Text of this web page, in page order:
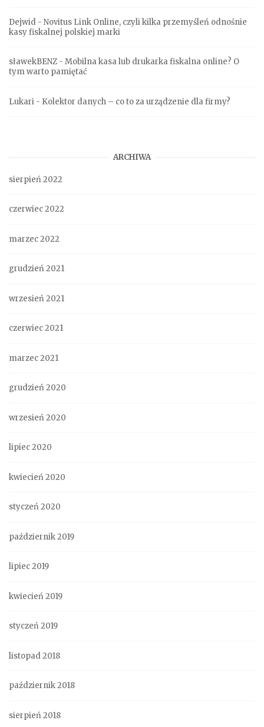
Dejwid - Novitus Link Online, czyli kilka przemyśleń odnośnie
kasy fiskalnej polskiej marki
sławekBENZ - Mobilna kasa lub drukarka fiskalna online? O
tym warto pamiętać
Lukari - Kolektor danych – co to za urządzenie dla firmy?
ARCHIWA
sierpień 2022
czerwiec 2022
marzec 2022
grudzień 2021
wrzesień 2021
czerwiec 2021
marzec 2021
grudzień 2020
wrzesień 2020
lipiec 2020
kwiecień 2020
styczeń 2020
październik 2019
lipiec 2019
kwiecień 2019
styczeń 2019
listopad 2018
październik 2018
sierpień 2018